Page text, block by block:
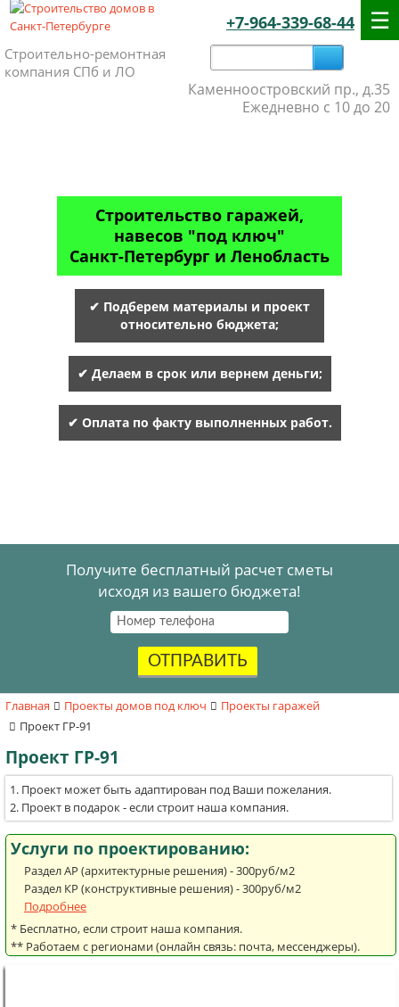
+7-964-339-68-44
Строительно-ремонтная
компания СПб и ЛО
Каменноостровский пр., д.35
Ежедневно с 10 до 20
Строительство гаражей,
навесов "под ключ"
Санкт-Петербург и Ленобласть
✔ Подберем материалы и проект
относительно бюджета;
✔ Делаем в срок или вернем деньги;
✔ Оплата по факту выполненных работ.
Получите бесплатный расчет сметы
исходя из вашего бюджета!
ОТПРАВИТЬ
Главная Проекты домов под ключ
Проекты гаражей
Проект ГР-91
Проект ГР-91
Проект может быть адаптирован под Ваши пожелания.
Проект в подарок - если строит наша компания.
Услуги по проектированию:
Раздел АР (архитектурные решения) - 300руб/м2
Раздел КР (конструктивные решения) - 300руб/м2
Подробнее
* Бесплатно, если строит наша компания.
** Работаем с регионами (онлайн связь: почта, мессенджеры).